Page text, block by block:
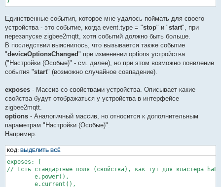
Единственные события, которое мне удалось поймать для своего
устройства - это событие, когда event.type = "stop" и "start", при
перезапуске zigbee2mqtt, хотя событий должно быть больше.
В последствии выяснилось, что вызывается также событие
"deviceOptionsChanged" при изменении options устройства
("Настройки (Особые)" - см. далее), но при этом возможно появление
события "start" (возможно случайное совпадение).
exposes - Массив со свойствами устройства. Описывает какие
свойства будут отображаться у устройства в интерфейсе
zigbee2mqtt.
options - Аналогичный массив, но относится к дополнительным
параметрам "Настройки (Особые)".
Например:
КОД: ВЫДЕЛИТЬ ВСЁ
exposes: [
// Есть стандартные поля (свойства), как тут для кластера
        e.power(),
        e.current(),